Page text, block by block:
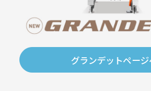
グランデットペー